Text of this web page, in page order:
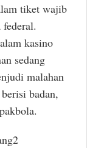
tiket wajib
federal.
kasino
sedang
malahan
badan,